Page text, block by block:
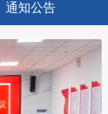
通知公告